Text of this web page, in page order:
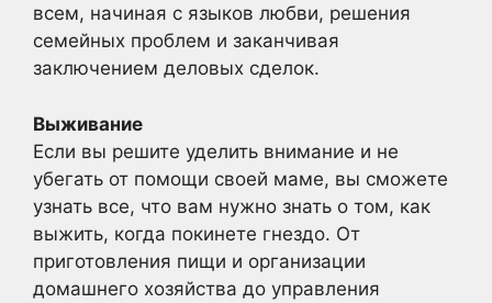
всем, начиная с языков любви, решения
семейных проблем и заканчивая
заключением деловых сделок.
Выживание
Если вы решите уделить внимание и не
убегать от помощи своей маме, вы сможете
узнать все, что вам нужно знать о том, как
выжить, когда покинете гнездо. От
приготовления пищи и организации
домашнего хозяйства до управления